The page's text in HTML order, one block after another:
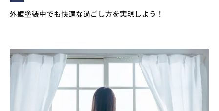
外壁塗装中でも快適な過ごし方を実現しよう！